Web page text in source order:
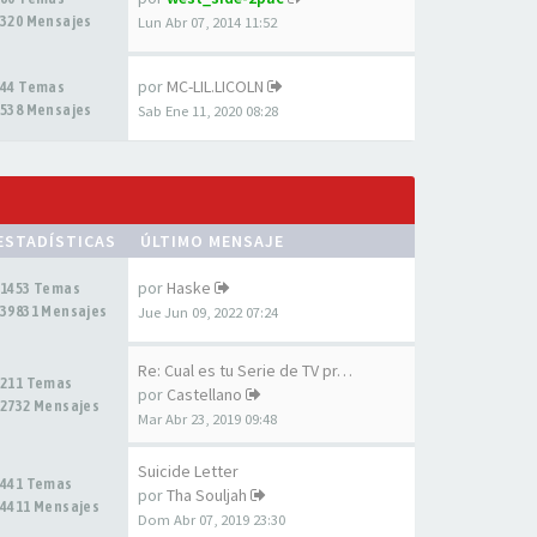
320 Mensajes
Lun Abr 07, 2014 11:52
44 Temas
538 Mensajes
por MC-LIL.LICOLN
Sab Ene 11, 2020 08:28
ÚLTIMO MENSAJE
1453 Temas
39831 Mensajes
por Haske
Jue Jun 09, 2022 07:24
211 Temas
2732 Mensajes
Re: Cual es tu Serie de TV pr…
por Castellano
Mar Abr 23, 2019 09:48
441 Temas
4411 Mensajes
Suicide Letter
porTha Souljah
Dom Abr 07, 2019 23:30